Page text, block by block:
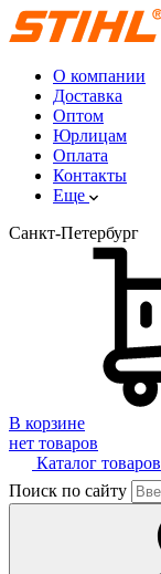
О компании
Доставка
Оптом
Юрлицам
Оплата
Контакты
Еще
Санкт-Петербург
В корзине
нет товаров
Каталог товаров
Поиск по сайту